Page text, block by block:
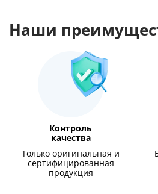
Наши
Контроль
качества
Только оригинальная и
сертифицированная
продукция